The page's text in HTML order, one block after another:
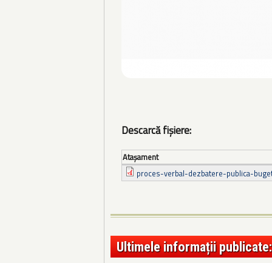
Descarcă fișiere:
Ataşament
proces-verbal-dezbatere-publica-
Ultimele informații publicate: